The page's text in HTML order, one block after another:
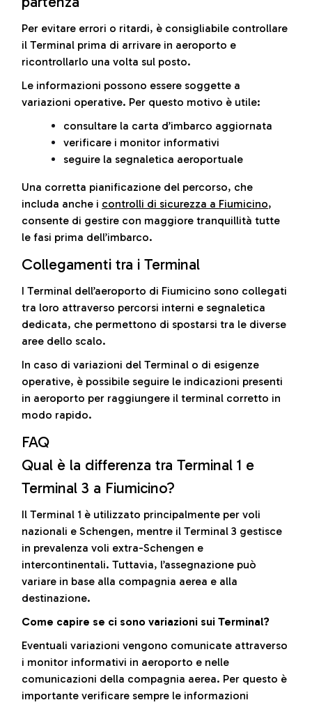
Per evitare errori o ritardi, è consigliabile controllare
il Terminal prima di arrivare in aeroporto e
ricontrollarlo una volta sul posto.
Le informazioni possono essere soggette a
variazioni operative. Per questo motivo è utile:
consultare la carta d’imbarco aggiornata
verificare i monitor informativi
seguire la segnaletica aeroportuale
Una corretta pianificazione del percorso, che
includa anche i controlli di sicurezza a Fiumicino,
consente di gestire con maggiore tranquillità tutte
le fasi prima dell’imbarco.
Collegamenti tra i Terminal
I Terminal dell’aeroporto di Fiumicino sono collegati
tra loro attraverso percorsi interni e segnaletica
dedicata, che permettono di spostarsi tra le diverse
aree dello scalo.
In caso di variazioni del Terminal o di esigenze
operative, è possibile seguire le indicazioni presenti
in aeroporto per raggiungere il terminal corretto in
modo rapido.
FAQ
Qual è la differenza tra Terminal 1 e
Terminal 3 a Fiumicino?
Il Terminal 1 è utilizzato principalmente per voli
nazionali e Schengen, mentre il Terminal 3 gestisce
in prevalenza voli extra-Schengen e
intercontinentali. Tuttavia, l’assegnazione può
variare in base alla compagnia aerea e alla
destinazione.
Come capire se ci sono variazioni sui Terminal?
Eventuali variazioni vengono comunicate attraverso
i monitor informativi in aeroporto e nelle
comunicazioni della compagnia aerea. Per questo è
importante verificare sempre le informazioni